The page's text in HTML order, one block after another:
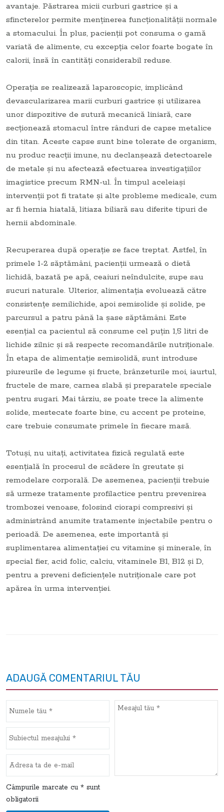
avantaje. Păstrarea micii curburi gastrice și a
sfincterelor permite menținerea funcționalității normale
a stomacului. În plus, pacienții pot consuma o gamă
variată de alimente, cu excepția celor foarte bogate în
calorii, însă în cantități considerabil reduse.
Operația se realizează laparoscopic, implicând
devascularizarea marii curburi gastrice și utilizarea
unor dispozitive de sutură mecanică liniară, care
secționează stomacul între rânduri de capse metalice
din titan. Aceste capse sunt bine tolerate de organism,
nu produc reacții imune, nu declanșează detectoarele
de metale și nu afectează efectuarea investigațiilor
imagistice precum RMN-ul. În timpul aceleiași
intervenții pot fi tratate și alte probleme medicale, cum
ar fi hernia hiatală, litiaza biliară sau diferite tipuri de
hernii abdominale.
Recuperarea după operație se face treptat. Astfel, în
primele 1-2 săptămâni, pacienții urmează o dietă
lichidă, bazată pe apă, ceaiuri neîndulcite, supe sau
sucuri naturale. Ulterior, alimentația evoluează către
consistențe semilichide, apoi semisolide și solide, pe
parcursul a patru până la șase săptămâni. Este
esențial ca pacientul să consume cel puțin 1,5 litri de
lichide zilnic și să respecte recomandările nutriționale.
În etapa de alimentație semisolidă, sunt introduse
piureurile de legume și fructe, brânzeturile moi, iaurtul,
fructele de mare, carnea slabă și preparatele speciale
pentru sugari. Mai târziu, se poate trece la alimente
solide, mestecate foarte bine, cu accent pe proteine,
care trebuie consumate primele în fiecare masă.
Totuși, nu uitați, activitatea fizică regulată este
esențială în procesul de scădere în greutate și
remodelare corporală. De asemenea, pacienții trebuie
să urmeze tratamente profilactice pentru prevenirea
trombozei venoase, folosind ciorapi compresivi și
administrând anumite tratamente injectabile pentru o
perioadă. De asemenea, este importantă și
suplimentarea alimentației cu vitamine și minerale, în
special fier, acid folic, calciu, vitaminele B1, B12 și D,
pentru a preveni deficiențele nutriționale care pot
apărea în urma intervenției.
ADAUGĂ COMENTARIUL TĂU
Câmpurile marcate cu * sunt
obligatorii